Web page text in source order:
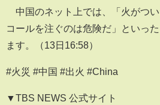
中国のネット上では、「火がつ
コールを注ぐのは危険だ」といっ
ます。（13日16:58）
#火災 #中国 #出火 #China
▼TBS NEWS 公式サイト